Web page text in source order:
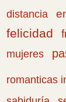
distancia
felicidad
mujeres
romanticas